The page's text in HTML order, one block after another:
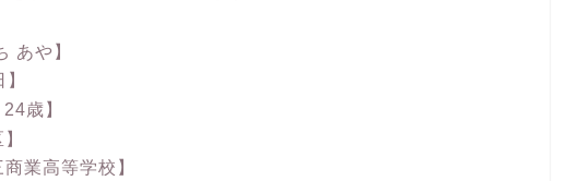
あや】
歳】
業高等学校】